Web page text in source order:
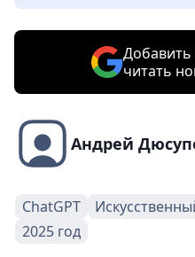
читать
Андрей
ChatGPT
2025 год